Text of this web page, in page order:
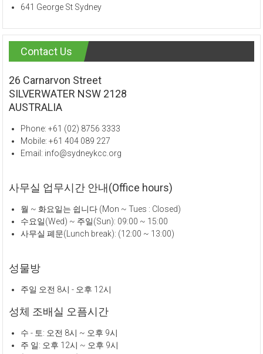
641 George St Sydney
Contact Us
26 Carnarvon Street
SILVERWATER NSW 2128
AUSTRALIA
Phone: +61 (02) 8756 3333
Mobile: +61 404 089 227
Email: info@sydneykcc.org
사무실 업무시간 안내(Office hours)
월 ~ 화요일는 쉽니다 (Mon ~ Tues : Closed)
수요일(Wed) ~ 주일(Sun): 09:00 ~ 15:00
사무실 폐문(Lunch break): (12:00 ~ 13:00)
성물방
주일 오전 8시 - 오후 12시
성체 조배실 오픔시간
수 - 토: 오전 8시 ~ 오후 9시
주 일: 오후 12시 ~ 오후 9시